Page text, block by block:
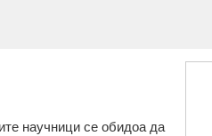
научници се обидоа да